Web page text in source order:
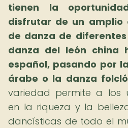
tienen la
disfrutar de un amplio
de danza de
danza del león china
español, pasando por
árabe o la danza
variedad permite a los
en la riqueza y la
dancísticas de todo el